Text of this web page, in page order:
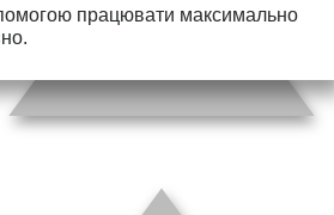
працювати максимально